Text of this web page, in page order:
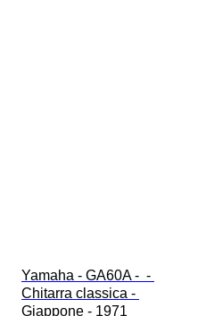
Yamaha - GA60A -  -
Chitarra classica -
Giappone - 1971